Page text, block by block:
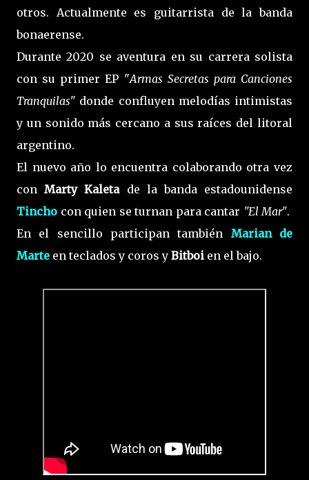
otros. Actualmente es guitarrista de la banda
bonaerense.
Durante 2020 se aventura en su carrera solista
con su primer EP "Armas Secretas para Canciones
Tranquilas" donde confluyen melodías intimistas
y un sonido más cercano a sus raíces del litoral
argentino.
El nuevo año lo encuentra colaborando otra vez
conMarty Kaletade la banda estadounidense
Tincho con quien se turnan para cantar "El Mar".
En el sencillo participan también Marian de
Marte en teclados y coros y Bitboi en el bajo.